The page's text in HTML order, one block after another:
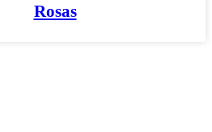
Rosas